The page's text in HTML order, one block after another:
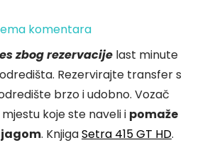
komentara
zbog rezervacije last minute
Rezervirajte transfer s
brzo i udobno. Vozač
koje ste naveli i pomaže
. KnjigaSetra 415 GT HD.